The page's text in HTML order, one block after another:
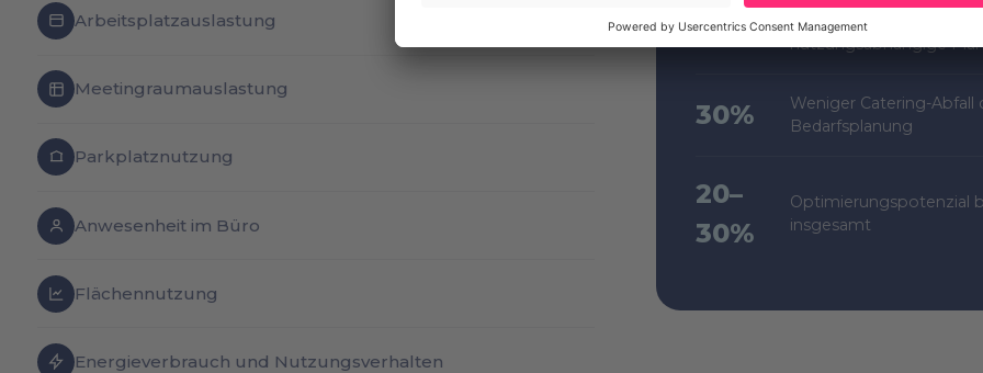
Arbeitsplatzauslastung
Meetingraumauslastung
Parkplatznutzung
Anwesenheit im Büro
Flächennutzung
Energieverbrauch und Nutzungsverhalten
10–15%Geringere
nutzungsabhängige
30%
Weniger Catering-Abfall
Bedarfsplanung
20–
30%
Optimierungspotenzial
insgesamt